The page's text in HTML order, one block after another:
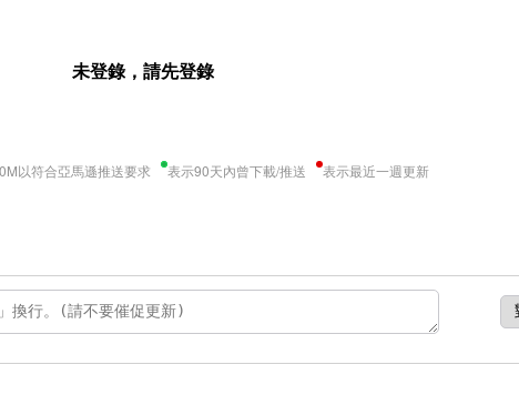
未登錄，請先登錄
以符合亞馬遜推送要求 表示90天內曾下載/推送 表示最近一週更新